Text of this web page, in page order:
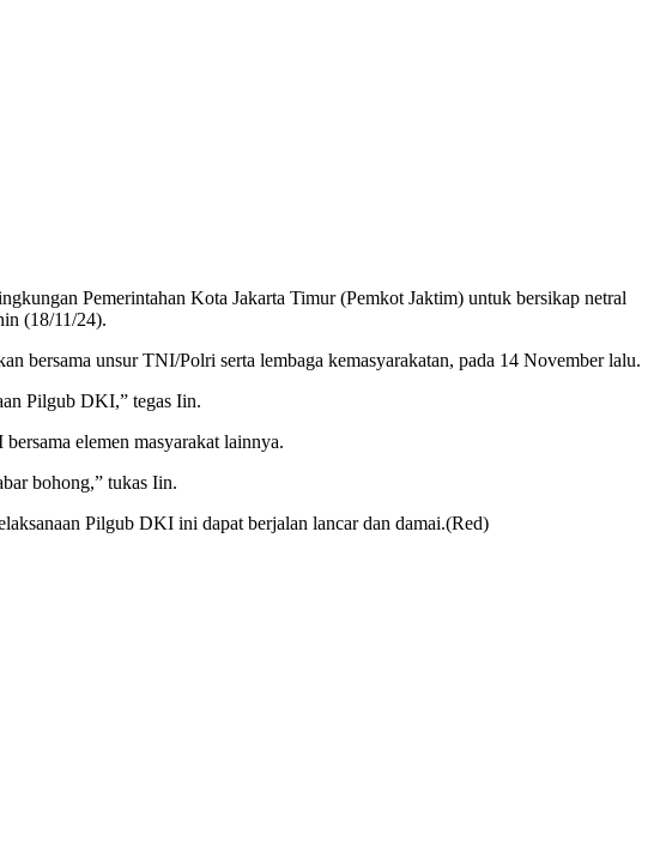
Pemerintahan Kota Jakarta Timur (Pemkot Jaktim) untuk bersikap netral
(18/11/24).
bersama unsur TNI/Polri serta lembaga kemasyarakatan, pada 14 November lalu.
Pilgub DKI,” tegas Iin.
elemen masyarakat lainnya.
bohong,” tukas Iin.
Pilgub DKI ini dapat berjalan lancar dan damai.(Red)